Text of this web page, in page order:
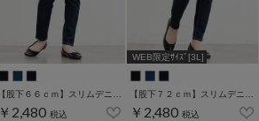
￥2,480 税込
WEB限定ｻｲｽﾞ[3L]
￥2,480 税込